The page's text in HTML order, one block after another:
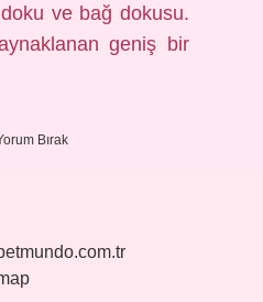
ve bağ dokusu.
geniş bir
Bırak